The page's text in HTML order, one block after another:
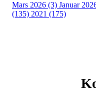
Mars 2026 (3) Januar
(135) 2021 (175)